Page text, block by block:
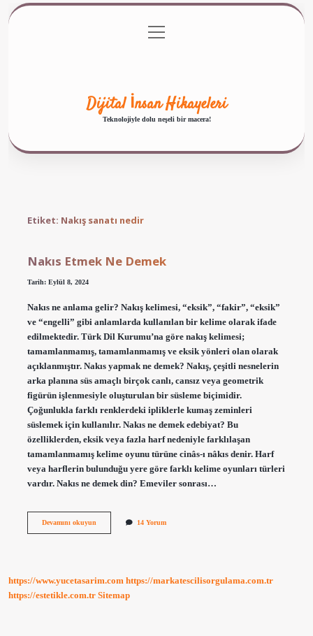
Gizlilik Politikası
menüyü
aç
Dijital İnsan Hikayeleri
Teknolojiyle dolu neşeli bir macera!
Etiket: Nakış sanatı nedir
Nakıs Etmek Ne Demek
Tarih: Eylül 8, 2024
Nakıs ne anlama gelir? Nakış kelimesi, “eksik”, “fakir”, “eksik”
ve “engelli” gibi anlamlarda kullanılan bir kelime olarak ifade
edilmektedir. Türk Dil Kurumu’na göre nakış kelimesi;
tamamlanmamış, tamamlanmamış ve eksik yönleri olan olarak
açıklanmıştır. Nakıs yapmak ne demek? Nakış, çeşitli nesnelerin
arka planına süs amaçlı birçok canlı, cansız veya geometrik
figürün işlenmesiyle oluşturulan bir süsleme biçimidir.
Çoğunlukla farklı renklerdeki ipliklerle kumaş zeminleri
süslemek için kullanılır. Nakıs ne demek edebiyat? Bu
özelliklerden, eksik veya fazla harf nedeniyle farklılaşan
tamamlanmamış kelime oyunu türüne cinâs-ı nâkıs denir. Harf
veya harflerin bulunduğu yere göre farklı kelime oyunları türleri
vardır. Nakıs ne demek din? Emeviler sonrası…
Devamını okuyunNakıs
14 Yorum
https://www.yucetasarim.com https://markatescilisorgulama.com.tr
https://estetikle.com.tr Sitemap